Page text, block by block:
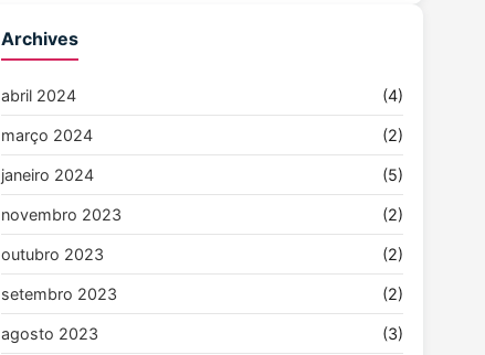
Archives
abril 2024 (4)
março 2024 (2)
janeiro 2024 (5)
novembro 2023 (2)
outubro 2023 (2)
setembro 2023 (2)
agosto 2023 (3)